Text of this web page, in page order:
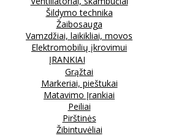
Šildymo technika
Žaibosauga
Vamzdžiai, laikikliai, movos
Elektromobilių įkrovimui
ĮRANKIAI
Grąžtai
Markeriai, pieštukai
Matavimo Įrankiai
Peiliai
Pirštinės
Žibintuvėliai